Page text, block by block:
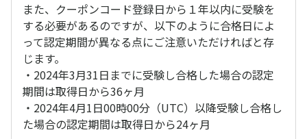
また、クーポンコード登録日から１年以内に受験を
する必要があるのですが、以下のように合格日によ
って認定期間が異なる点にご注意いただければと存
じます。
・2024年3月31日までに受験し合格した場合の認定
期間は取得日から36ヶ月
・2024年4月1日00時00分（UTC）以降受験し合格し
た場合の認定期間は取得日から24ヶ月